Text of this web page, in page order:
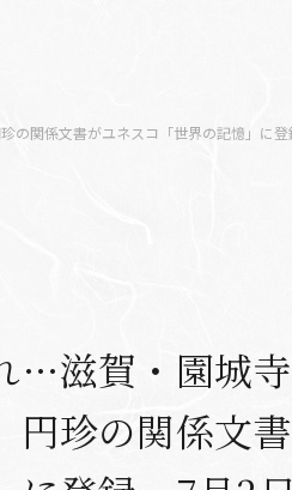
関係文書がユネスコ「世界の記憶」に
…滋賀・園城寺
円珍の関係文